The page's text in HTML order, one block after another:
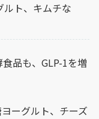
ルト、キムチな
品も、GLP-1を増
ーグルト、チーズ